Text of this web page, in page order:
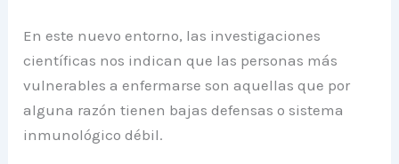
En este nuevo entorno, las investigaciones
científicas nos indican que las personas más
vulnerables a enfermarse son aquellas que por
alguna razón tienen bajas defensas o sistema
inmunológico débil.